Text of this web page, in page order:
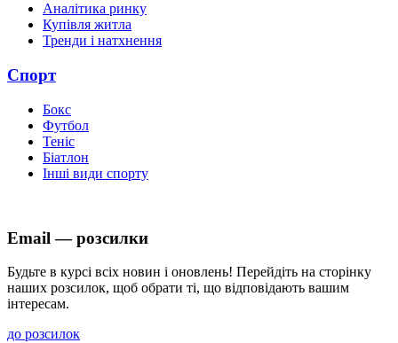
Аналітика ринку
Купівля житла
Тренди і натхнення
Спорт
Бокс
Футбол
Теніс
Біатлон
Інші види спорту
Email — розсилки
Будьте в курсі всіх новин і оновлень! Перейдіть на сторінку
наших розсилок, щоб обрати ті, що відповідають вашим
інтересам.
до розсилок